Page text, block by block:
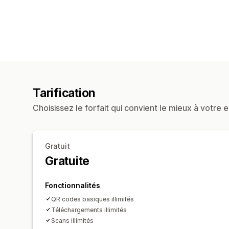
Tarification
Choisissez le forfait qui convient le mieux à votre
Gratuit
Gratuite
Fonctionnalités
QR codes basiques illimités
Téléchargements illimités
Scans illimités